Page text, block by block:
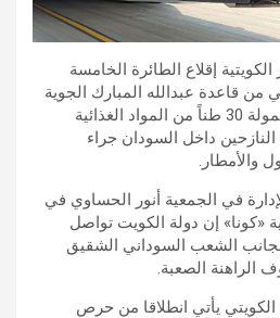
إقلاع الطائرة الخامسة
قاعدة عبدالله المبارك الجوية
إلى مطار «بورتسودان» بحمولة 30 طناً من المواد الغذائية
النازحين داخل السودان جراء
والأمطار.
في الجمعية أنور الحساوي في
«كونا» إن دولة الكويت تواصل
بجانب الشعب السوداني الشقيق
الراهنة الصعبة.
يأتي انطلاقا من حرص